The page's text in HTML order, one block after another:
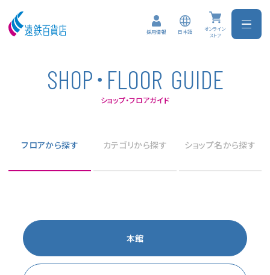
採用情報 日本語
オンライン
ストア
SHOP･ FL OOR GUIDE
ショップ・フロアガイド
フロアから探す カテゴリから探す ショップ名から探す
本館